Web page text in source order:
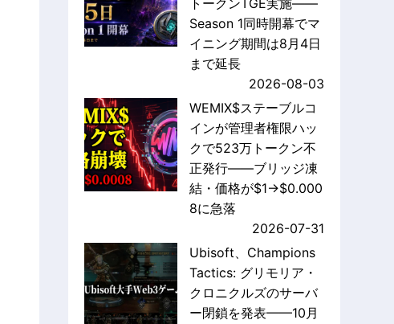
トークンTGE実施——
Season 1同時開幕でマ
イニング期間は8月4日
まで延長
2026-08-03
WEMIX$ステーブルコ
インが管理者権限ハッ
クで523万トークン不
正発行——ブリッジ凍
結・価格が$1→$0.000
8に急落
2026-07-31
Ubisoft、Champions
Tactics: グリモリア・
クロニクルズのサーバ
ー閉鎖を発表——10月